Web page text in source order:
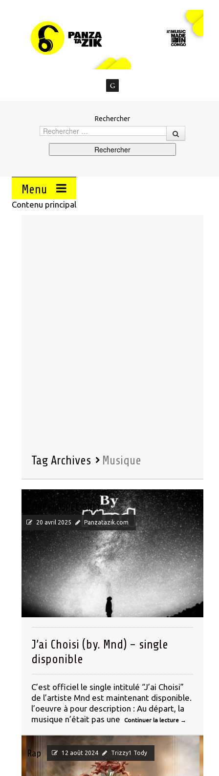
Rechercher
Menu
Contenu principal
Tag Archives Musique
TUBE-GOSPEL ONLY
20 avril 2025 Panzatazik.com
J’ai Choisi (by. Mnd) – single
disponible
C’est officiel le single intitulé “J’ai Choisi”
de l’artiste Mnd est maintenant disponible.
l’oeuvre à pour description : Au départ, la
musique n’était pas une
Continuer la lecture →
Rap 12 août 2024 Trizzy1 Tody